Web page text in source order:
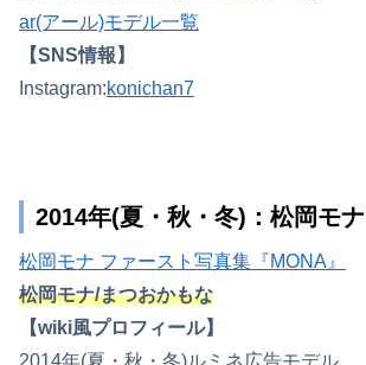
ar(アール)モデル一覧
【SNS情報】
Instagram:konichan7
2014年(夏・秋・冬)：松岡モナ
松岡モナ ファースト写真集『MONA』
松岡モナ/まつおかもな
【wiki風プロフィール】
2014年(夏・秋・冬)ルミネ広告モデル